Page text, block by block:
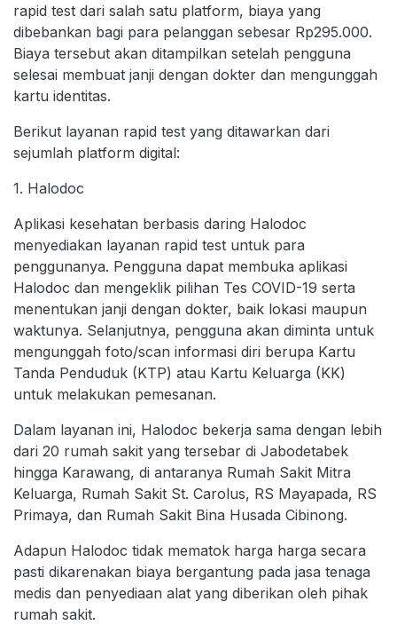
rapid test dari salah satu platform, biaya yang
dibebankan bagi para pelanggan sebesar Rp295.000.
Biaya tersebut akan ditampilkan setelah pengguna
selesai membuat janji dengan dokter dan mengunggah
kartu identitas.
Berikut layanan rapid test yang ditawarkan dari
sejumlah platform digital:
1. Halodoc
Aplikasi kesehatan berbasis daring Halodoc
menyediakan layanan rapid test untuk para
penggunanya. Pengguna dapat membuka aplikasi
Halodoc dan mengeklik pilihan Tes COVID-19 serta
menentukan janji dengan dokter, baik lokasi maupun
waktunya. Selanjutnya, pengguna akan diminta untuk
mengunggah foto/scan informasi diri berupa Kartu
Tanda Penduduk (KTP) atau Kartu Keluarga (KK)
untuk melakukan pemesanan.
Dalam layanan ini, Halodoc bekerja sama dengan lebih
dari 20 rumah sakit yang tersebar di Jabodetabek
hingga Karawang, di antaranya Rumah Sakit Mitra
Keluarga, Rumah Sakit St. Carolus, RS Mayapada, RS
Primaya, dan Rumah Sakit Bina Husada Cibinong.
Adapun Halodoc tidak mematok harga harga secara
pasti dikarenakan biaya bergantung pada jasa tenaga
medis dan penyediaan alat yang diberikan oleh pihak
rumah sakit.